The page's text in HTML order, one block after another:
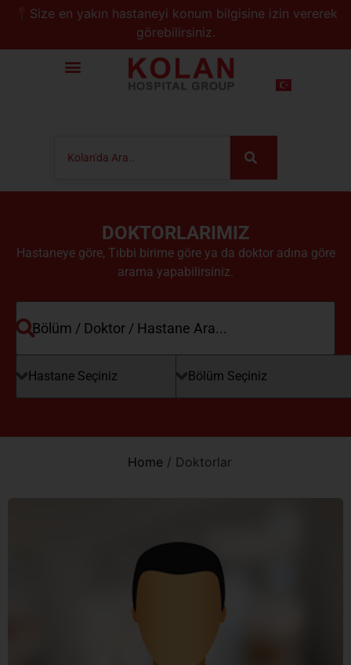
📍Size en yakın hastaneyi konum bilgisine izin vererek
görebilirsiniz.
DOKTORLARIMIZ
Hastaneye göre, Tıbbi birime göre ya da doktor adına göre
arama yapabilirsiniz.
Home/ Doktorlar